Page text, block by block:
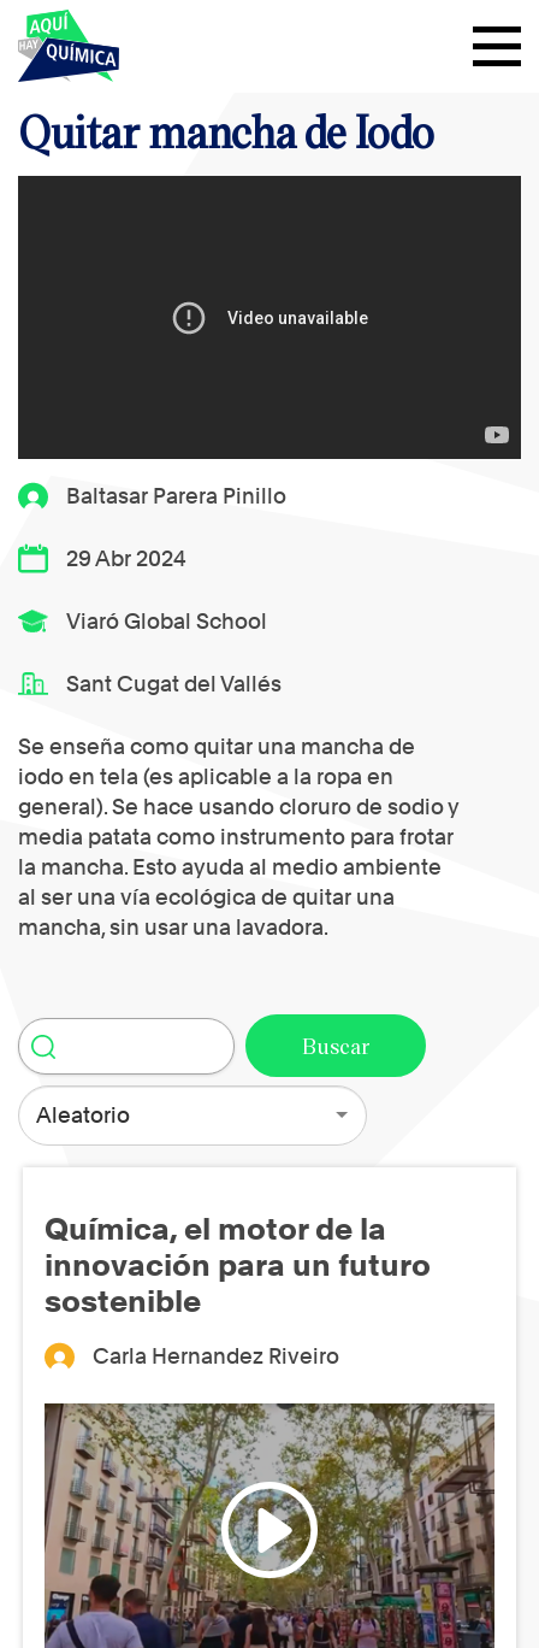
Baltasar Parera Pinillo
29 Abr 2024
Viaró Global School
Sant Cugat del Vallés
Se enseña como quitar una mancha de
iodo en tela (es aplicable a la ropa en
general). Se hace usando cloruro de sodio y
media patata como instrumento para frotar
la mancha. Esto ayuda al medio ambiente
al ser una vía ecológica de quitar una
mancha, sin usar una lavadora.
Quitar mancha de Iodo
Aleatorio
Química, el motor de la
innovación para un futuro
sostenible
Carla Hernandez Riveiro